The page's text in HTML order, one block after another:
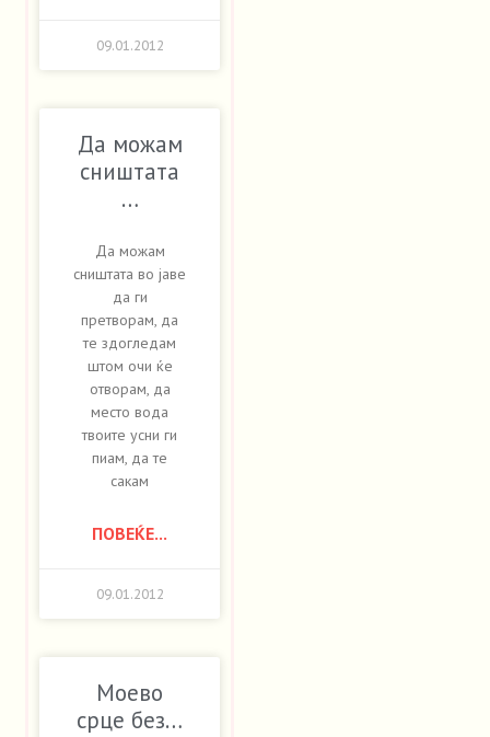
09.01.2012
Да можам
сништата
…
Да можам
сништата во јаве
да ги
претворам, да
те здогледам
штом очи ќе
отворам, да
место вода
твоите усни ги
пиам, да те
сакам
ПОВЕЌЕ...
09.01.2012
Моево
срце без…